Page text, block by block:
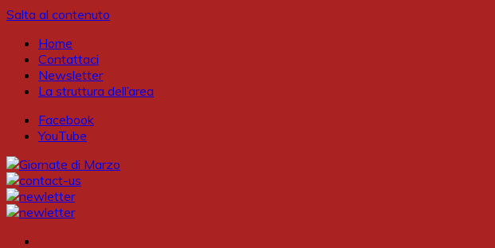
Salta al contenuto
Home
Contattaci
Newsletter
La struttura dell’area
Facebook
YouTube